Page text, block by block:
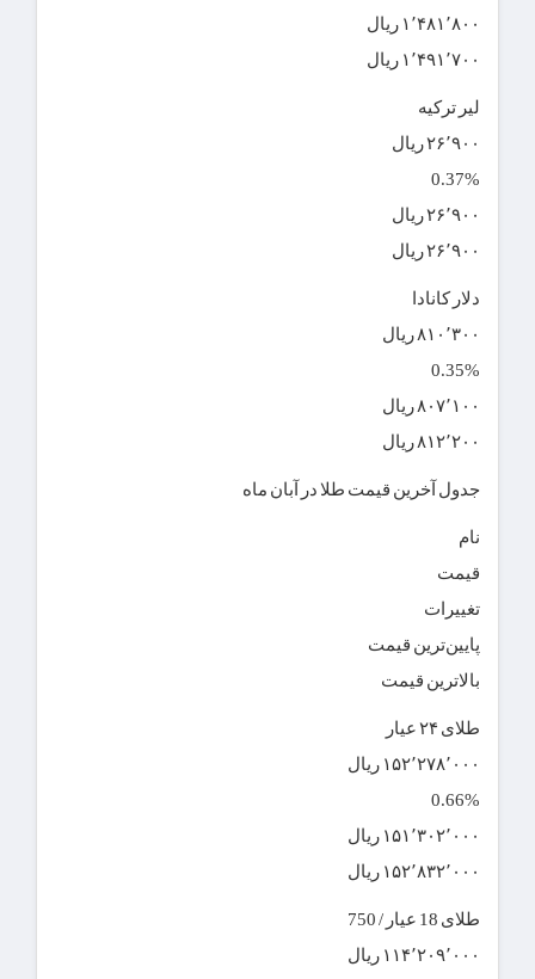
۱٬۴۸۱٬۸۰۰ ریال
۱٬۴۹۱٬۷۰۰ ریال
لیر ترکیه
۲۶٬۹۰۰ ریال
0.37%
۲۶٬۹۰۰ ریال
۲۶٬۹۰۰ ریال
دلار کانادا
۸۱۰٬۳۰۰ ریال
0.35%
۸۰۷٬۱۰۰ ریال
۸۱۲٬۲۰۰ ریال
جدول آخرین قیمت طلا در آبان ماه
نام
قیمت
تغییرات
پایین‌ترین قیمت
بالاترین قیمت
طلای ۲۴ عیار
۱۵۲٬۲۷۸٬۰۰۰ ریال
0.66%
۱۵۱٬۳۰۲٬۰۰۰ ریال
۱۵۲٬۸۳۲٬۰۰۰ ریال
طلای 18 عیار / 750
۱۱۴٬۲۰۹٬۰۰۰ ریال